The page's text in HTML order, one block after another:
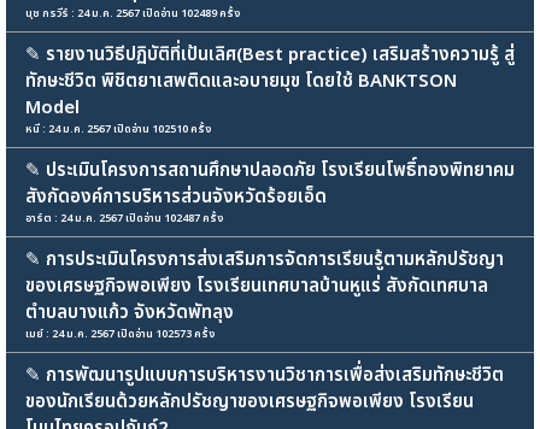
นุช กรวีร์ : 24 ม.ค. 2567 เปิดอ่าน 102489 ครั้ง
✎ รายงานวิธีปฏิบัติที่เป้นเลิศ(Best practice) เสริมสร้างความรู้ สู่
ทักษะชีวิต พิชิตยาเสพติดและอบายมุข โดยใช้ BANKTSON
Model
หนี : 24 ม.ค. 2567 เปิดอ่าน 102510 ครั้ง
✎ ประเมินโครงการสถานศึกษาปลอดภัย โรงเรียนโพธิ์ทองพิทยาคม
สังกัดองค์การบริหารส่วนจังหวัดร้อยเอ็ด
อาร์ต : 24 ม.ค. 2567 เปิดอ่าน 102487 ครั้ง
✎ การประเมินโครงการส่งเสริมการจัดการเรียนรู้ตามหลักปรัชญา
ของเศรษฐกิจพอเพียง โรงเรียนเทศบาลบ้านหูแร่ สังกัดเทศบาล
ตำบลบางแก้ว จังหวัดพัทลุง
เมย์ : 24 ม.ค. 2567 เปิดอ่าน 102573 ครั้ง
✎ การพัฒนารูปแบบการบริหารงานวิชาการเพื่อส่งเสริมทักษะชีวิต
ของนักเรียนด้วยหลักปรัชญาของเศรษฐกิจพอเพียง โรงเรียน